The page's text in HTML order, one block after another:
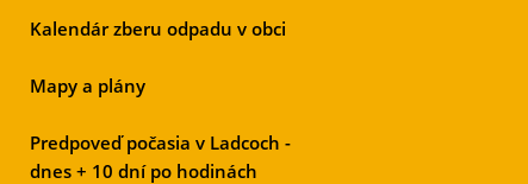
Kalendár zberu odpadu v obci
Mapy a plány
Predpoveď počasia v Ladcoch -
dnes + 10 dní po hodinách